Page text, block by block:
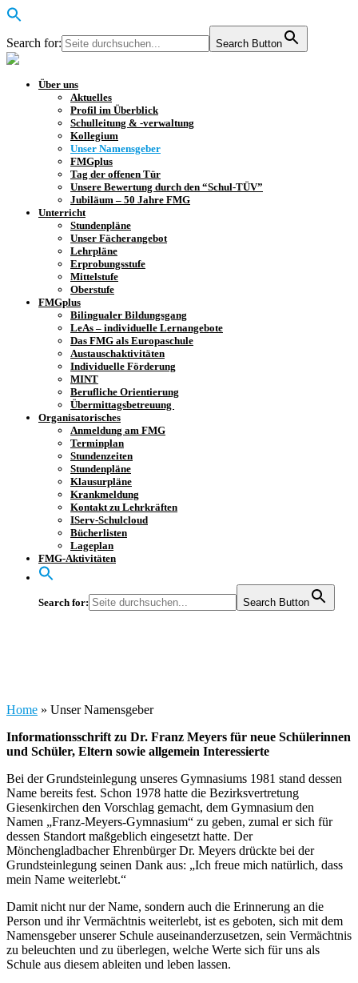
Search for: Search Button
Über uns
Aktuelles
Profil im Überblick
Schulleitung & -verwaltung
Kollegium
Unser Namensgeber
FMGplus
Tag der offenen Tür
Unsere Bewertung durch den “Schul-TÜV”
Jubiläum – 50 Jahre FMG
Unterricht
Stundenpläne
Unser Fächerangebot
Lehrpläne
Erprobungsstufe
Mittelstufe
Oberstufe
FMGplus
Bilingualer Bildungsgang
LeAs – individuelle Lernangebote
Das FMG als Europaschule
Austauschaktivitäten
Individuelle Förderung
MINT
Berufliche Orientierung
Übermittagsbetreuung
Organisatorisches
Anmeldung am FMG
Terminplan
Stundenzeiten
Stundenpläne
Klausurpläne
Krankmeldung
Kontakt zu Lehrkräften
IServ-Schulcloud
Bücherlisten
Lageplan
FMG-Aktivitäten
Search for: Search Button
Home » Unser Namensgeber
Informationsschrift zu Dr. Franz Meyers für neue Schülerinnen
und Schüler, Eltern sowie allgemein Interessierte
Bei der Grundsteinlegung unseres Gymnasiums 1981 stand dessen
Name bereits fest. Schon 1978 hatte die Bezirksvertretung
Giesenkirchen den Vorschlag gemacht, dem Gymnasium den
Namen „Franz-Meyers-Gymnasium“ zu geben, zumal er sich für
dessen Standort maßgeblich eingesetzt hatte. Der
Mönchengladbacher Ehrenbürger Dr. Meyers drückte bei der
Grundsteinlegung seinen Dank aus: „Ich freue mich natürlich, dass
mein Name weiterlebt.“
Damit nicht nur der Name, sondern auch die Erinnerung an die
Person und ihr Vermächtnis weiterlebt, ist es geboten, sich mit dem
Namensgeber unserer Schule auseinanderzusetzen, sein Vermächtnis
zu beleuchten und zu überlegen, welche Werte sich für uns als
Schule aus diesem ableiten und leben lassen.